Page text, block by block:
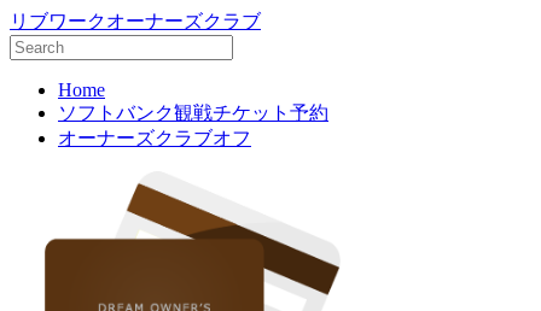
リブワークオーナーズクラブ
Home
ソフトバンク観戦チケット予約
オーナーズクラブオフ